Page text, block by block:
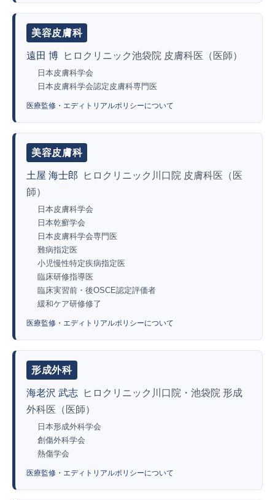
美容皮膚科
遠田 博 ヒロクリニック池袋院 皮膚科医（医師）
日本皮膚科学会
日本皮膚科学会認定皮膚科専門医
医療監修・エディトリアルポリシーについて
美容皮膚科
土屋 海士郎
ヒロクリニック川口院 皮膚科医（医
師）
日本皮膚科学会
日本乾癬学会
日本皮膚科学会専門医
難病指定医
小児慢性特定疾病指定医
臨床研修指導医
臨床実習前・後OSCE認定評価者
緩和ケア研修修了
医療監修・エディトリアルポリシーについて
形成外科
海老沢 武志
ヒロクリニック川口院・池袋院 形成
外科医（医師）
日本形成外科学会
創傷外科学会
熱傷学会
医療監修・エディトリアルポリシーについて